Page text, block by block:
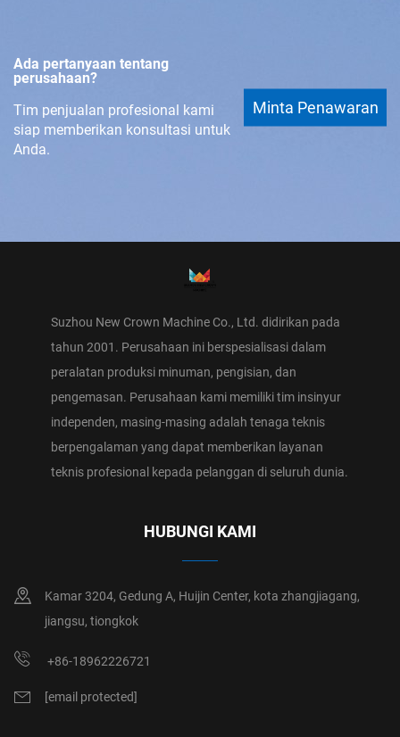
Ada pertanyaan tentang
perusahaan?
Tim penjualan profesional kami
siap memberikan konsultasi untuk
Anda.
Minta Penawaran
Suzhou New Crown Machine Co., Ltd. didirikan pada
tahun 2001. Perusahaan ini berspesialisasi dalam
peralatan produksi minuman, pengisian, dan
pengemasan. Perusahaan kami memiliki tim insinyur
independen, masing-masing adalah tenaga teknis
berpengalaman yang dapat memberikan layanan
teknis profesional kepada pelanggan di seluruh dunia.
HUBUNGI KAMI
Kamar 3204, Gedung A, Huijin Center, kota zhangjiagang,
jiangsu, tiongkok
+86-18962226721
[email protected]